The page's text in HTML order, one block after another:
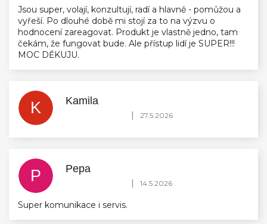
Jsou super, volají, konzultují, radí a hlavně - pomůžou a
vyřeší. Po dlouhé době mi stojí za to na výzvu o
hodnocení zareagovat. Produkt je vlastně jedno, tam
čekám, že fungovat bude. Ale přístup lidí je SUPER!!!
MOC DĚKUJU.
K Kamila
Hodnocení obchodu je 5 z 5 hvězdiček.
| 27.5.2026
P Pepa
Hodnocení obchodu je 5 z 5 hvězdiček.
| 14.5.2026
Super komunikace i servis.